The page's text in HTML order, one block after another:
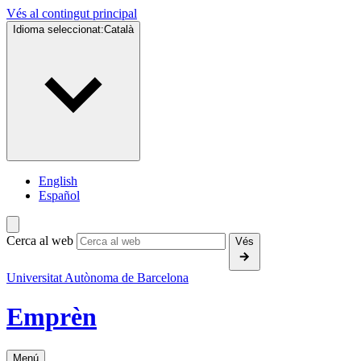
Vés al contingut principal
Idioma seleccionat:Català
English
Español
Cerca al web Vés
Universitat Autònoma de Barcelona
Emprèn
Menú